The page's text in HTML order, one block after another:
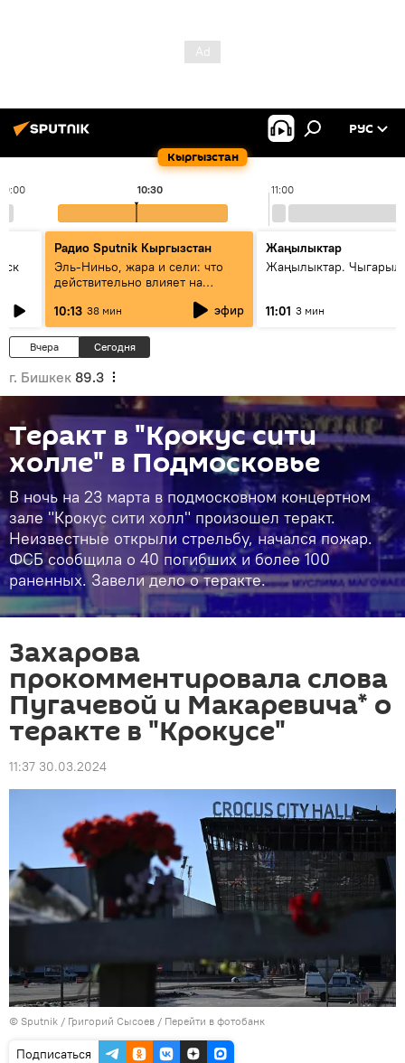
Кыргызстан
РУС
10:00 11:00
10:30
Радио Sputnik Кыргызстан
Эль-Ниньо, жара и сели: что
действительно влияет на
10:13 38 мин эфир
Жаңылыктар
Жаңылыктар.
11:01 3 мин
Вчера Сегодня
г. Бишкек 89.3
Теракт в "Крокус сити
холле" в Подмосковье
В ночь на 23 марта в подмосковном концертном
зале "Крокус сити холл" произошел теракт.
Неизвестные открыли стрельбу, начался пожар.
ФСБ сообщила о 40 погибших и более 100
раненных. Завели дело о теракте.
Захарова
прокомментировала слова
Пугачевой и Макаревича* о
теракте в "Крокусе"
11:37 30.03.2024
© Sputnik / Григорий Сысоев / Перейти в фотобанк
Подписаться